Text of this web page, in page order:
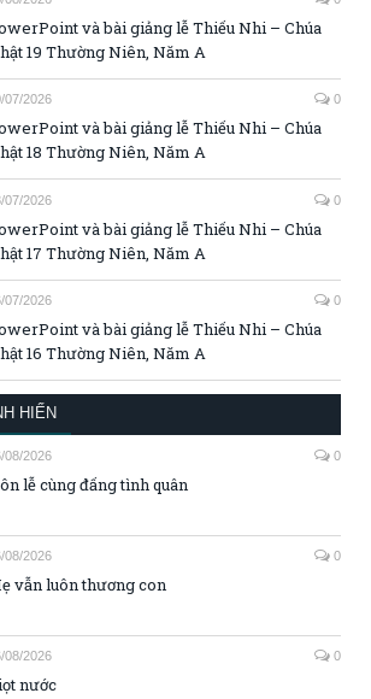
và bài giảng lễ Thiếu Nhi – Chúa
19 Thường Niên, Năm A
07/2026 0
và bài giảng lễ Thiếu Nhi – Chúa
18 Thường Niên, Năm A
07/2026 0
và bài giảng lễ Thiếu Nhi – Chúa
17 Thường Niên, Năm A
07/2026 0
và bài giảng lễ Thiếu Nhi – Chúa
16 Thường Niên, Năm A
HIẾN
08/2026 0
lễ cùng đấng tình quân
08/2026 0
vẫn luôn thương con
08/2026 0
nước